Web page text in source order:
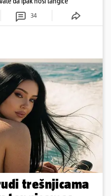
34
trešnjicama